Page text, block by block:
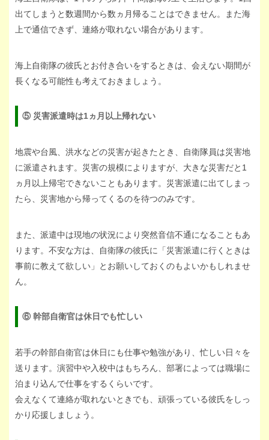
出てしまうと数週間から数ヵ月帰ることはできません。また海
上で通信できず、連絡が取れない場合があります。
海上自衛隊の彼氏とお付き合いをするときは、会えない期間が
長くなる可能性も考えておきましょう。
⑤ 災害派遣時は1ヵ月以上帰れない
地震や台風、洪水などの災害が起きたとき、自衛隊員は災害地
に派遣されます。災害の規模によりますが、大きな災害だと1
ヵ月以上帰宅できないこともあります。災害派遣に出てしまっ
たら、災害地から帰ってくるのを待つのみです。
また、派遣中は現地の状況により突然音信不通になることもあ
ります。不安な方は、自衛隊の彼氏に「災害派遣に行くときは
事前に教えて欲しい」とお願いしておくのもよいかもしれませ
ん。
⑥ 幹部自衛官は休日でも忙しい
若手の幹部自衛官は休日にも仕事や勉強があり、忙しい日々を
送ります。演習中や入校中はもちろん、部署によっては職場に
泊まり込んで仕事をするくらいです。
会えなくて連絡が取れないときでも、頑張っている彼氏をしっ
かり応援しましょう。